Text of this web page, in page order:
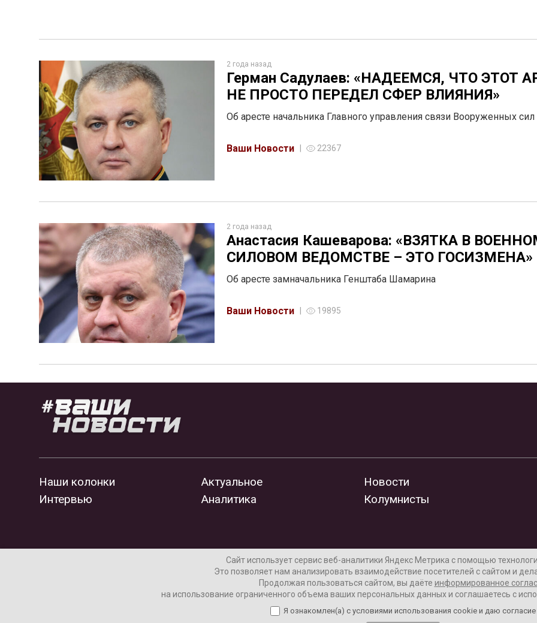
2 года назад
Герман Садулаев: «НАДЕЕМСЯ, ЧТО ЭТОТ
НЕ ПРОСТО ПЕРЕДЕЛ СФЕР ВЛИЯНИЯ»
Об аресте начальника Главного управления связи Вооруженных
Ваши Новости 22367
2 года назад
Анастасия Кашеварова: «ВЗЯТКА В
СИЛОВОМ ВЕДОМСТВЕ – ЭТО ГОСИЗМЕНА»
Об аресте замначальника Генштаба Шамарина
Ваши Новости 19895
Наши колонки
Интервью
Актуальное
Аналитика
Новости
Колумнисты
Реклама на сайте
Сайт использует сервис веб-аналитики Яндекс Метрика с помощью
Это позволяет нам анализировать взаимодействие посетителей с сайтом и
Продолжая пользоваться сайтом, вы даёте информированное
на использование ограниченного объема ваших персональных данных и соглашаетесь с
Я ознакомлен(а) с условиями использования cookie и даю согласие